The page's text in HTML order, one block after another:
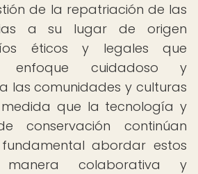
de la repatriación de las
a su lugar de origen
éticos y legales que
enfoque cuidadoso y
las comunidades y culturas
medida que la tecnología y
conservación continúan
abordar estos
colaborativa y